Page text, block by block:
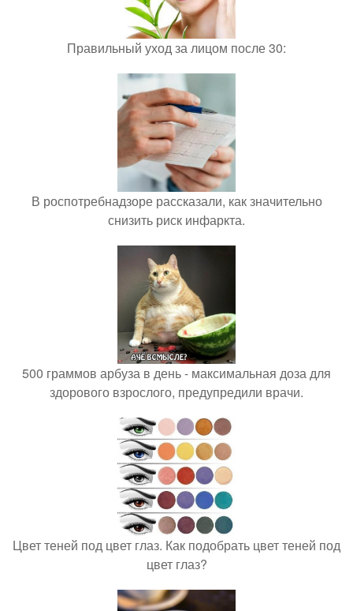
Правильный уход за лицом после 30:
В роспотребнадзоре рассказали, как значительно
снизить риск инфаркта.
500 граммов арбуза в день - максимальная доза для
здорового взрослого, предупредили врачи.
Цвет теней под цвет глаз. Как подобрать цвет теней под
цвет глаз?